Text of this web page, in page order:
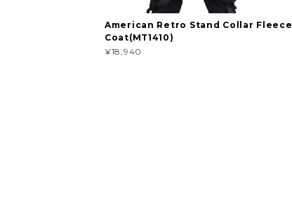
American Retro Stand Collar Fleece
Coat(MT1410)
¥18,940